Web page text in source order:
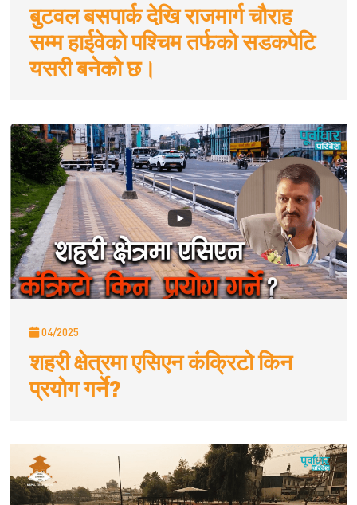
बुटवल बसपार्क देखि राजमार्ग चौराह
सम्म हाईवेकाे पश्चिम तर्फकाे सडकपेटि
यसरी बनेको छ।
04/2025
शहरी क्षेत्रमा एसिएन कंक्रिटो किन
प्रयोग गर्ने?